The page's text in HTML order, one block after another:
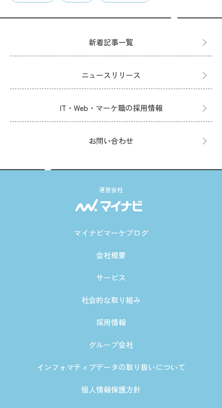
新着記事一覧
ニュースリリース
IT・Web・マーケ職の採用情報
お問い合わせ
運営会社
マイナビマーケブログ
会社概要
サービス
社会的な取り組み
採用情報
グループ会社
インフォマティブデータの取り扱いについて
個人情報保護方針